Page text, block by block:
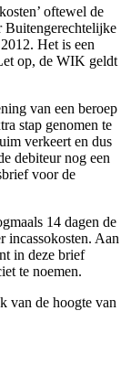
oftewel de
Buitengerechtelijke
Het is een
op, de WIK geldt
van een beroep
stap genomen te
verkeert en dus
debiteur nog een
voor de
14 dagen de
incassokosten. Aan
in deze brief
te noemen.
van de hoogte van